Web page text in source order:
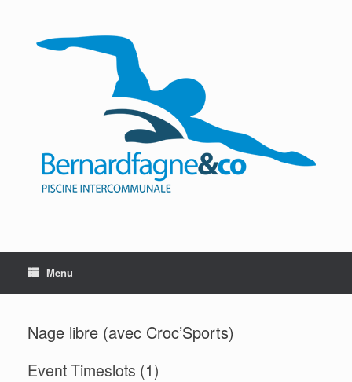
Menu
Nage libre (avec Croc’Sports)
Event Timeslots (1)